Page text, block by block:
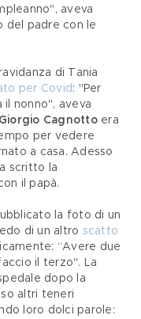
aveva
del padre con le
per Covid : "Per
nonno", aveva
Giorgio Cagnotto era
per vedere
a casa. Adesso
scritto la
il papà.
la foto di un
di un altro scatto
“Avere due
il terzo". La
dopo la
altri teneri
loro dolci parole: